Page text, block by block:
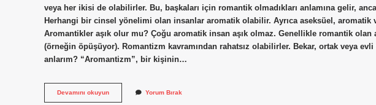
veya her ikisi de olabilirler. Bu, başkaları için romantik olmadıkları anlamına gelir,
Herhangi bir cinsel yönelimi olan insanlar aromatik olabilir. Ayrıca aseksüel,
Aromantikler aşık olur mu? Çoğu aromatik insan aşık olmaz. Genellikle romantik
(örneğin öpüşüyor). Romantizm kavramından rahatsız olabilirler. Bekar, ortak veya
anlarım? “Aromantizm”, bir kişinin…
Devamını okuyunAromantic
Ne
Yorum Bırak